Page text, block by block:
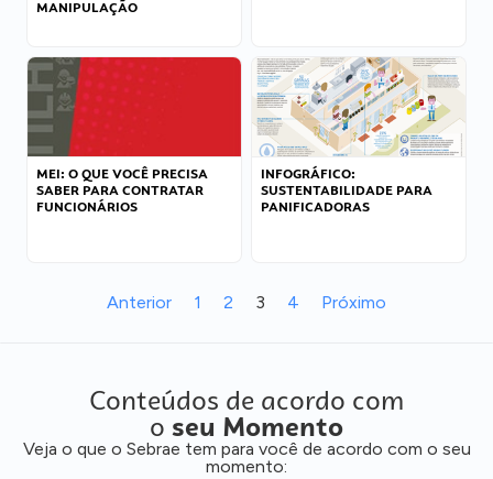
MANIPULAÇÃO
MEI: O QUE VOCÊ PRECISA
SABER PARA CONTRATAR
FUNCIONÁRIOS
INFOGRÁFICO:
SUSTENTABILIDADE PARA
PANIFICADORAS
Anterior 1 2 3 4 Próximo
Conteúdos de acordo com
o seu Momento
Veja o que o Sebrae tem para você de acordo com o seu
momento: